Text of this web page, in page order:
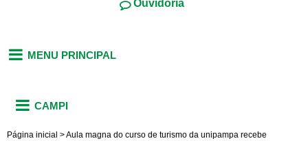
Ouvidoria
MENU PRINCIPAL
CAMPI
Página inicial >Aula magna do curso de turismo da unipampa recebe